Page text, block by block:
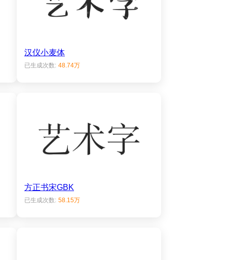
汉仪小麦体
已生成次数: 48.74万
方正书宋GBK
已生成次数: 58.15万